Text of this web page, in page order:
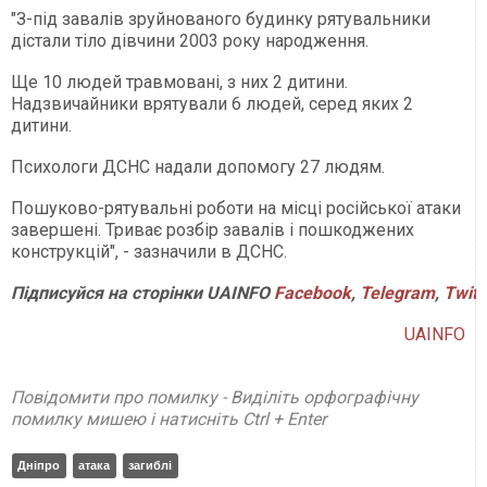
"З-під завалів зруйнованого будинку рятувальники
дістали тіло дівчини 2003 року народження.
Ще 10 людей травмовані, з них 2 дитини.
Надзвичайники врятували 6 людей, серед яких 2
дитини.
Психологи ДСНС надали допомогу 27 людям.
Пошуково-рятувальні роботи на місці російської атаки
завершені. Триває розбір завалів і пошкоджених
конструкцій", - зазначили в ДСНС.
ПідписуйсянасторінкиUAINFO Facebook, Telegram,
UAINFO
Повідомити про помилку - Виділіть орфографічну
помилку мишею і натисніть Ctrl + Enter
Дніпро атака загиблі